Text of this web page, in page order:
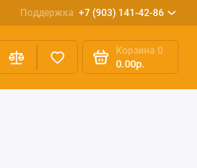
Поддержка +7 (903) 141-42-86
Корзина 0
0.00р.